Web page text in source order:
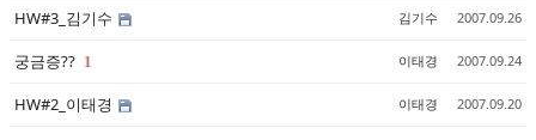
HW#3_김기수 김기수 2007.09.26
궁금증?? 1 이태경 2007.09.24
HW#2_이태경 이태경 2007.09.20